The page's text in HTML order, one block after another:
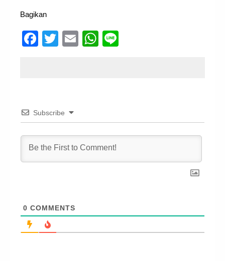
Bagikan
Facebook
Twitter
EmailWhatsApp
Subscribe
0 COMMENTS